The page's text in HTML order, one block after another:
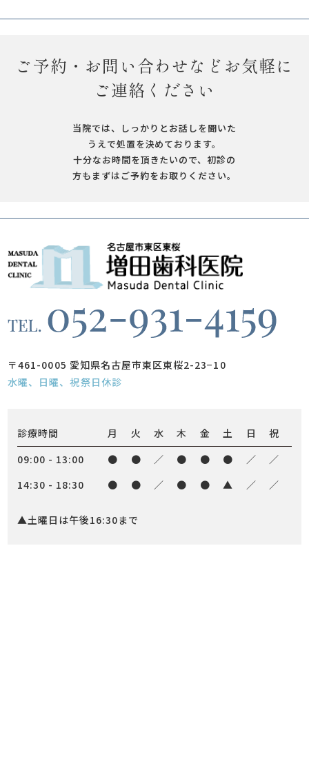
ご予約・お問い合わせなどお気軽に
ご連絡ください
当院では、しっかりとお話しを聞いた
うえで処置を決めております。
十分なお時間を頂きたいので、初診の
方もまずはご予約をお取りください。
〒461-0005 愛知県名古屋市東区東桜2-23−10
水曜、日曜、祝祭日休診
診療時間 月 火 水 木 金 土 日
祝
09:00 - 13:00
● ● ／ ● ● ● ／
／
14:30 - 18:30
● ● ／ ● ● ▲ ／ ／
▲土曜日は午後16:30まで